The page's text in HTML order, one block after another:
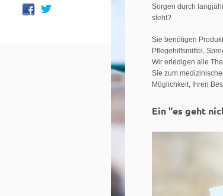
Sorgen durch
steht?
Sie benötigen
Pflegehilfsmittel,
Wir erledigen alle
Sie zum
Möglichkeit, Ihren
Ein "es geht